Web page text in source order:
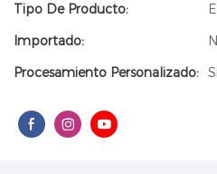
Tipo De Producto:
Importado:
Procesamiento Personalizado: